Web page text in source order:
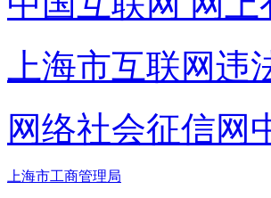
上海市互联网违
网络社会征信网
上海市工商管理局